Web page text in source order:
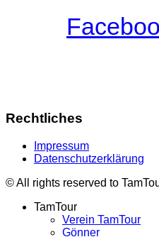
Rechtliches
Impressum
Datenschutzerklärung
© All rights reserved to
TamTour
Verein TamTour
Gönner